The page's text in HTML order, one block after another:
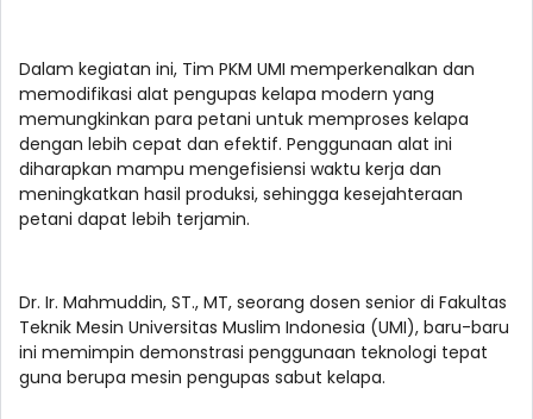
Dalam kegiatan ini, Tim PKM UMI memperkenalkan dan
memodifikasi alat pengupas kelapa modern yang
memungkinkan para petani untuk memproses kelapa
dengan lebih cepat dan efektif. Penggunaan alat ini
diharapkan mampu mengefisiensi waktu kerja dan
meningkatkan hasil produksi, sehingga kesejahteraan
petani dapat lebih terjamin.
Dr. Ir. Mahmuddin, ST., MT, seorang dosen senior di Fakultas
Teknik Mesin Universitas Muslim Indonesia (UMI), baru-baru
ini memimpin demonstrasi penggunaan teknologi tepat
guna berupa mesin pengupas sabut kelapa.